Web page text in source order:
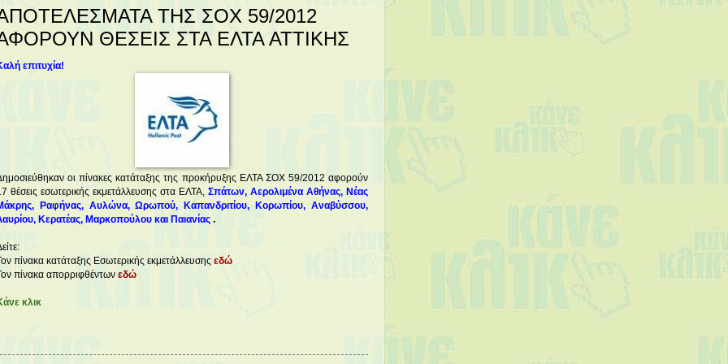
ΤΗΣ ΣΟΧ 59/2012
ΘΕΣΕΙΣ ΣΤΑ ΕΛΤΑ ΑΤΤΙΚΗΣ
επιτυχία!
οι πίνακες κατάταξης της προκήρυξης ΕΛΤΑ ΣΟΧ 59/2012 αφορούν
θέσεις εσωτερικής εκμετάλλευσης στα ΕΛΤΑ, Σπάτων, Αερολιμένα Αθήνας, Νέας
Ραφήνας, Αυλώνα, Ωρωπού, Καπανδριτίου, Κορωπίου, Αναβύσσου,
Κερατέας, Μαρκοπούλου και Παιανίας .
πίνακα κατάταξης Εσωτερικής εκμετάλλευσης εδώ
πίνακα απορριφθέντων εδώ
κλικ